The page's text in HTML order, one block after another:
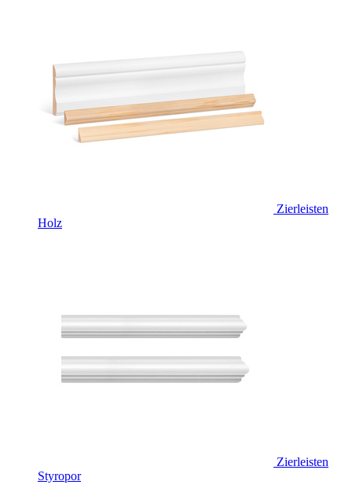
Zierleisten
Holz
Zierleisten
Styropor